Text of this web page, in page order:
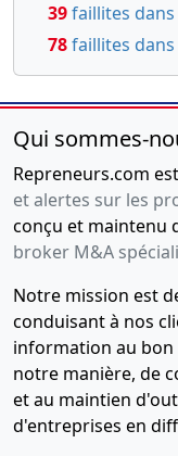
39faillites dans
78faillites
Qui sommes-
Repreneurs.com
et alertes sur les
conçu et maintenu
broker M&A
Notre mission est
conduisant à nos
information au bon
notre manière, de
et au maintien
d'entreprises en